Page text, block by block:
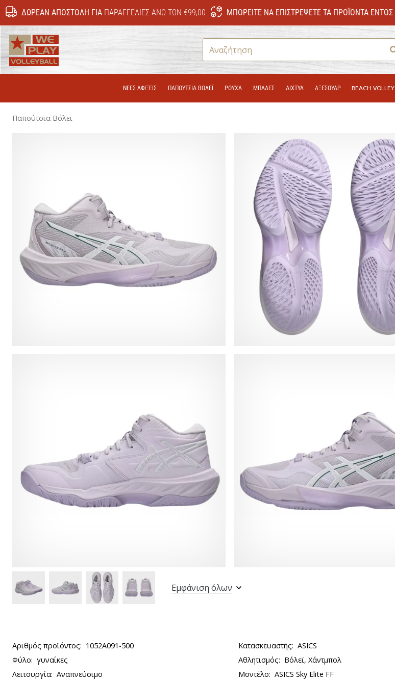
ΔΩΡΕΆΝ ΑΠΟΣΤΟΛΉ ΓΙΑΠΑΡΑΓΓΕΛΊΕΣ ΆΝΩ ΤΩΝ €99,00 ΜΠΟΡΕΊΤΕ ΝΑ ΕΠΙΣΤΡΈΨΕΤΕ ΤΑ ΠΡΟΪΌΝΤΑ
ΝΕΕΣ ΑΦΙΞΕΙΣ ΠΑΠΟΎΤΣΙΑ ΒΌΛΕΪ ΡΟΎΧΑ ΜΠΑΛΕΣ ΔΊΧΤΥΑ ΑΞΕΣΟΥΑΡ BEACH VOLLEY
Παπούτσια Βόλεϊ
Εμφάνιση όλων
Αριθμός προϊόντος: 1052A091-500 Κατασκευαστής: ASICS
Φύλο: γυναίκες Αθλητισμός: Βόλεϊ, Χάντμπολ
Λειτουργία: Αναπνεύσιμο Μοντέλο: ASICS Sky Elite FF